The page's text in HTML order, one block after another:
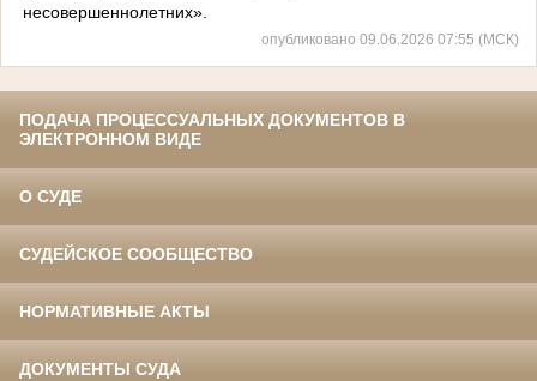
несовершеннолетних».
опубликовано 09.06.2026 07:55 (МСК)
ПОДАЧА ПРОЦЕССУАЛЬНЫХ ДОКУМЕНТОВ В
ЭЛЕКТРОННОМ ВИДЕ
О СУДЕ
СУДЕЙСКОЕ СООБЩЕСТВО
НОРМАТИВНЫЕ АКТЫ
ДОКУМЕНТЫ СУДА